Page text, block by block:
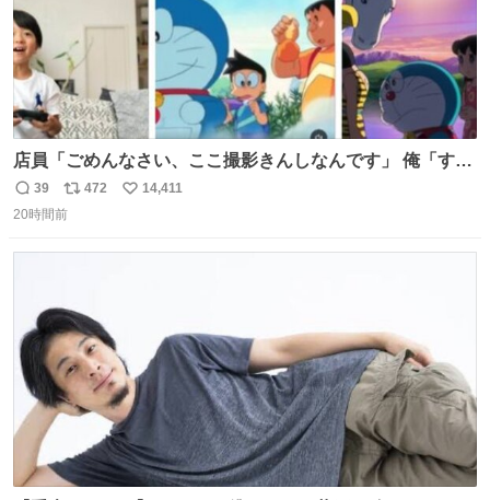
店員「ごめんなさい、ここ撮影きんしなんです」 俺「すみ
ません！すぐ消します」 店員「念のためフォルダから消し
返
信
39
リ
ポ
472
い
14,411
20時間前